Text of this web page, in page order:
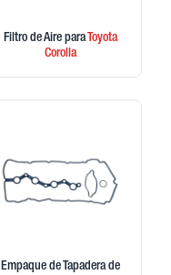
Filtro de Aire para Toyota
Corolla
Empaque de Tapadera de